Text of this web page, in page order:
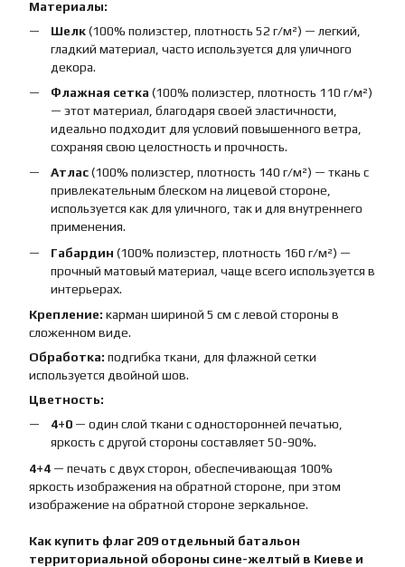
Материалы:
Шелк(100% полиэстер, плотность 52 г/м²) — легкий,
гладкий материал, часто используется для уличного
декора.
Флажная сетка (100% полиэстер, плотность 110 г/м²)
— этот материал, благодаря своей эластичности,
идеально подходит для условий повышенного ветра,
сохраняя свою целостность и прочность.
Атлас(100% полиэстер, плотность 140 г/м²) — ткань с
привлекательным блеском на лицевой стороне,
используется как для уличного, так и для внутреннего
применения.
Габардин (100% полиэстер, плотность 160 г/м²) —
прочный матовый материал, чаще всего используется в
интерьерах.
Крепление: карман шириной 5 см с левой стороны в
сложенном виде.
Обработка: подгибка ткани, для флажной сетки
используется двойной шов.
Цветность:
4+0 — один слой ткани с односторонней печатью,
яркость с другой стороны составляет 50-90%.
4+4 — печать с двух сторон, обеспечивающая 100%
яркость изображения на обратной стороне, при этом
изображение на обратной стороне зеркальное.
Как купить флаг 209 отдельный батальон
территориальной обороны сине-желтый в Киеве и